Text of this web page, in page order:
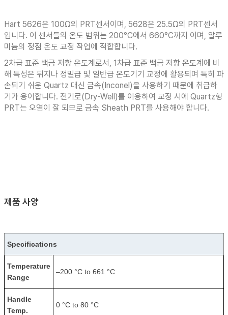
Hart 5626은 100Ω의 PRT센서이며, 5628은 25.5Ω의 PRT센서
입니다. 이 센서들의 온도 범위는 200°C에서 660°C까지 이며, 알루
미늄의 정점 온도 교정 작업에 적합합니다.
2차급 표준 백금 저항 온도계로서, 1차급 표준 백금 저항 온도계에 비
해 특성은 뒤지나 정밀급 및 일반급 온도기기 교정에 활용되며 특히 파
손되기 쉬운 Quartz 대신 금속(Inconel)을 사용하기 때문에 취급하
기가 용이합니다. 전기로(Dry-Well)를 이용하여 교정 시에 Quartz형
PRT는 오염이 잘 되므로 금속 Sheath PRT를 사용해야 합니다.
제품 사양
Specifications
Temperature
Range
–200 °C to 661 °C
Handle
Temp.
0 °C to 80 °C